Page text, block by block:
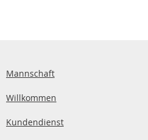
Mannschaft
Willkommen
Kundendienst